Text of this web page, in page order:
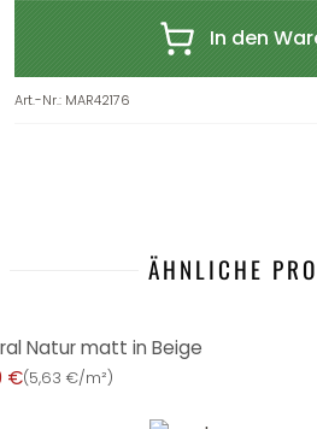
In den
Art.-Nr.: MAR42176
ÄHNLICHE
Natur matt in Beige
€(5,63 €/m²)